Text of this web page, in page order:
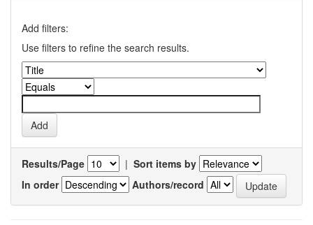
Add filters:
Use filters to refine the search results.
Results/Page | Sort items by
In order
Authors/record